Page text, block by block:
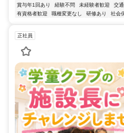
賞与年1回あり
経験不問 未経験者歓迎 交
有資格者歓迎
職種変更なし 研修あり 社会
正社員